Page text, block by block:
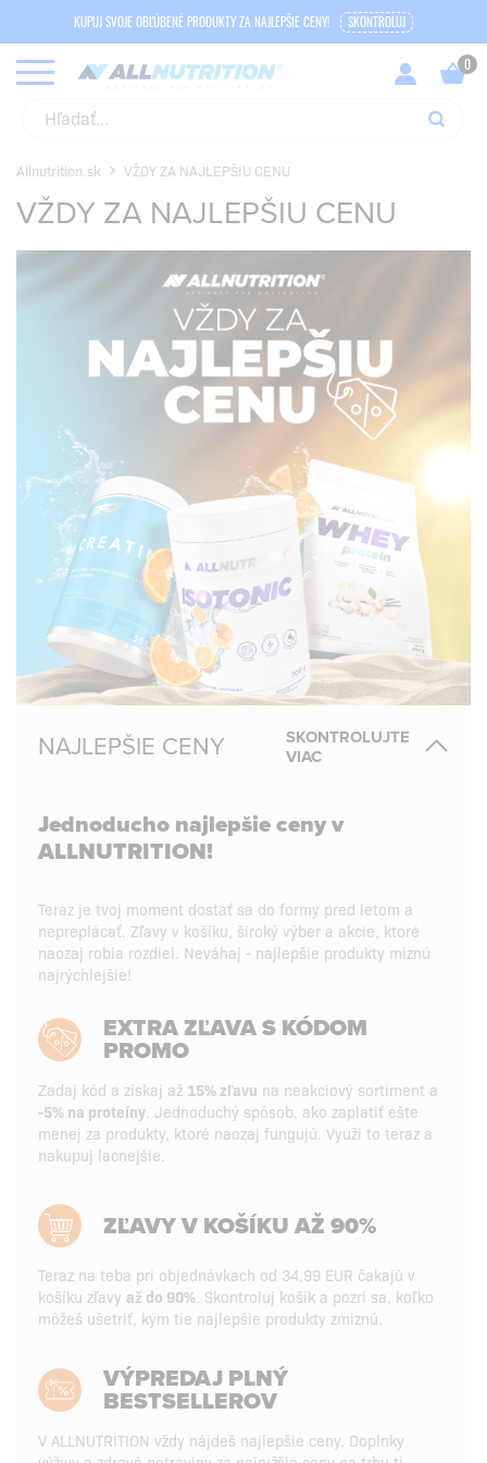
KUPUJ SVOJE OBĽÚBENÉ PRODUKTY ZA NAJLEPŠIE CENY! SKONTROLUJ
Allnutrition.sk VŽDY ZA NAJLEPŠIU CENU
VŽDY ZA NAJLEPŠIU CENU
NAJLEPŠIE CENY
SKONTROLUJTE
VIAC
Jednoducho najlepšie ceny v
ALLNUTRITION!
Teraz je tvoj moment dostať sa do formy pred letom a
nepreplácať. Zľavy v košíku, široký výber a akcie, ktoré
naozaj robia rozdiel. Neváhaj - najlepšie produkty miznú
najrýchlejšie!
EXTRA ZĽAVA S KÓDOM
PROMO
Zadaj kód a získaj až 15% zľavu na neakciový sortiment a
-5% na proteíny. Jednoduchý spôsob, ako zaplatiť ešte
menej za produkty, ktoré naozaj fungujú. Využi to teraz a
nakupuj lacnejšie.
ZĽAVY V KOŠÍKU AŽ 90%
Teraz na teba pri objednávkach od 34,99 EUR čakajú v
košíku zľavy až do 90%. Skontroluj košík a pozri sa, koľko
môžeš ušetriť, kým tie najlepšie produkty zmiznú.
VÝPREDAJ PLNÝ
BESTSELLEROV
V ALLNUTRITION vždy nájdeš najlepšie ceny. Doplnky